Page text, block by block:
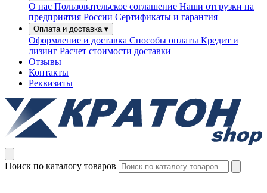
О нас Пользовательское соглашение Наши отгрузки на
предприятия России Сертификаты и гарантия
Оплата и доставка ▾
Оформление и доставка Способы оплаты Кредит и
лизинг Расчет стоимости доставки
Отзывы
Контакты
Реквизиты
Поиск по каталогу товаров